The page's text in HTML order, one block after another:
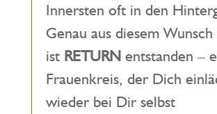
Innersten oft in den
Genau aus diesem Wunsch
ist RETURNentstanden –
Frauenkreis, der Dich
wieder bei Dir selbst